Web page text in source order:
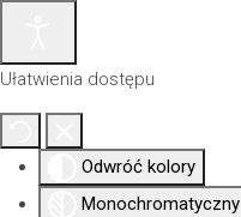
Ułatwienia dostępu
Odwróć kolory
Monochromatyczny